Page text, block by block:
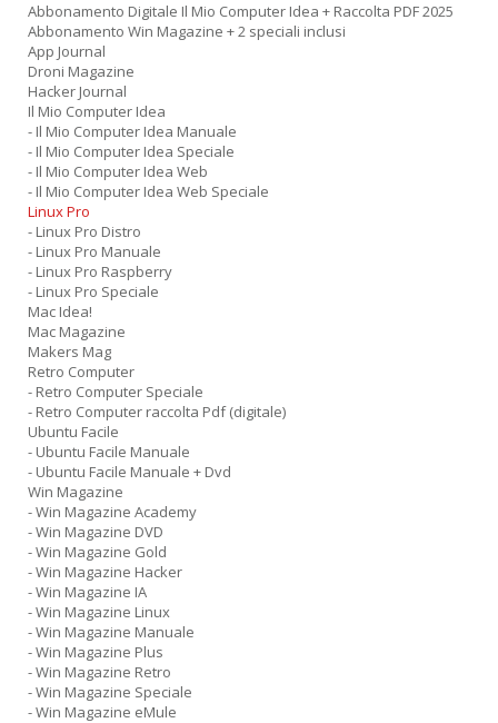
Abbonamento Digitale Il Mio Computer Idea + Raccolta PDF 2025
Abbonamento Win Magazine + 2 speciali inclusi
App Journal
Droni Magazine
Hacker Journal
Il Mio Computer Idea
- Il Mio Computer Idea Manuale
- Il Mio Computer Idea Speciale
- Il Mio Computer Idea Web
- Il Mio Computer Idea Web Speciale
Linux Pro
- Linux Pro Distro
- Linux Pro Manuale
- Linux Pro Raspberry
- Linux Pro Speciale
Mac Idea!
Mac Magazine
Makers Mag
Retro Computer
- Retro Computer Speciale
- Retro Computer raccolta Pdf (digitale)
Ubuntu Facile
- Ubuntu Facile Manuale
- Ubuntu Facile Manuale + Dvd
Win Magazine
- Win Magazine Academy
- Win Magazine DVD
- Win Magazine Gold
- Win Magazine Hacker
- Win Magazine IA
- Win Magazine Linux
- Win Magazine Manuale
- Win Magazine Plus
- Win Magazine Retro
- Win Magazine Speciale
- Win Magazine eMule